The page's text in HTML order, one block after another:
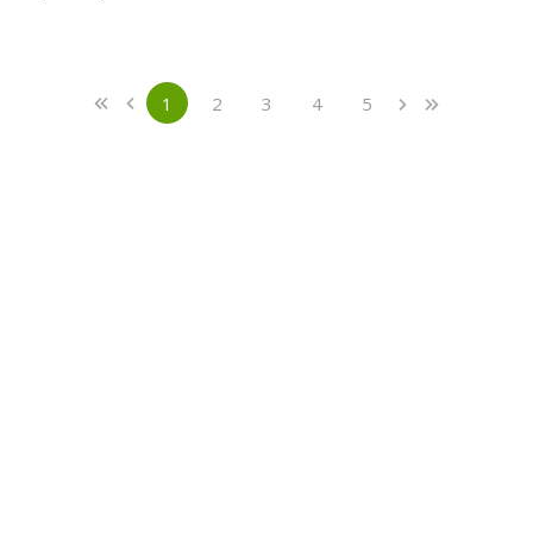
«
First ‹
Previous 1(current)
2 3 4 5 ›Next
»
Last